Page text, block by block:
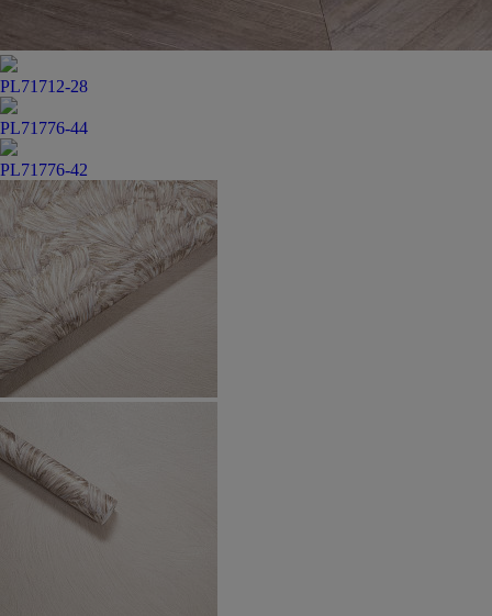
PL71712-28
PL71776-44
PL71776-42